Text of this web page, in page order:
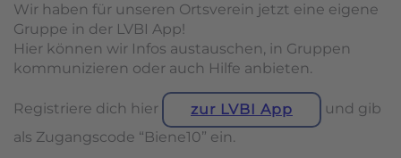
Wir haben für unseren Ortsverein jetzt eine eigene
Gruppe in der LVBI App!
Hier können wir Infos austauschen, in Gruppen
kommunizieren oder auch Hilfe anbieten.
Registriere dich hier zur LVBI App
und gib
als Zugangscode “Biene10” ein.